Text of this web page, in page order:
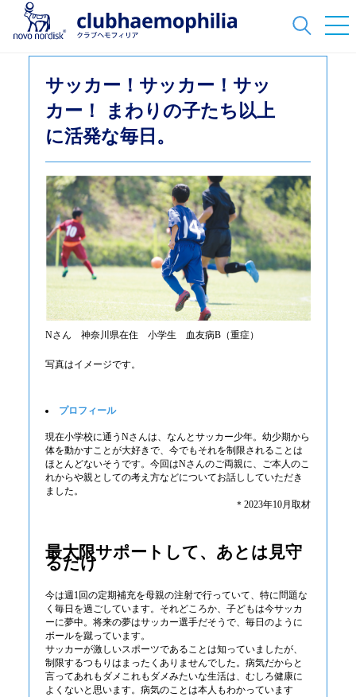
サッカー！サッカー！サッ
カー！ まわりの子たち以上
に活発な毎日。
Nさん 神奈川県在住 小学生 血友病B（重症）
写真はイメージです。
プロフィール
現在小学校に通うNさんは、なんとサッカー少年。幼少期から
体を動かすことが大好きで、今でもそれを制限されることは
ほとんどないそうです。今回はNさんのご両親に、ご本人のこ
れからや親としての考え方などについてお話ししていただき
ました。
＊2023年10月取材
最大限サポートして、あとは見守
るだけ
今は週1回の定期補充を母親の注射で行っていて、特に問題な
く毎日を過ごしています。それどころか、子どもは今サッカ
ーに夢中。将来の夢はサッカー選手だそうで、毎日のように
ボールを蹴っています。
サッカーが激しいスポーツであることは知っていましたが、
制限するつもりはまったくありませんでした。病気だからと
言ってあれもダメこれもダメみたいな生活は、むしろ健康に
よくないと思います。病気のことは本人もわかっています